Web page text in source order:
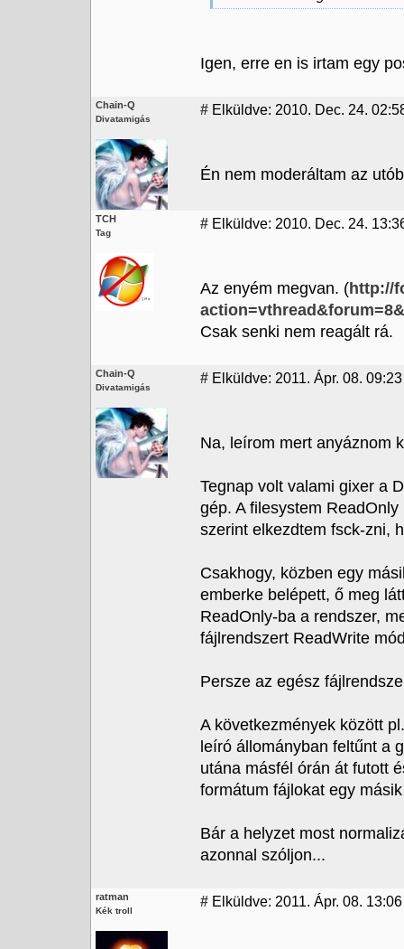
Igen, erre en is irtam egy
Chain-Q
Divatamigás
# Elküldve: 2010. Dec. 24.
Én nem moderáltam az
TCH
Tag
# Elküldve: 2010. Dec. 24.
Az enyém megvan. (http://
Csak senki nem reagált rá.
Chain-Q
Divatamigás
# Elküldve: 2011. Ápr. 08. 09:23
Na, leírom mert anyáznom
Tegnap volt valami gixer a
gép. A filesystem
szerint elkezdtem fsck-zni,
Csakhogy, közben egy
emberke belépett, ő meg
ReadOnly-ba a rendszer,
fájlrendszert ReadWrite
Persze az egész
A következmények között
leíró állományban feltűnt a
utána másfél órán át futott
formátum fájlokat egy
Bár a helyzet most
azonnal szóljon...
ratman
Kék troll
# Elküldve: 2011. Ápr. 08. 13:06